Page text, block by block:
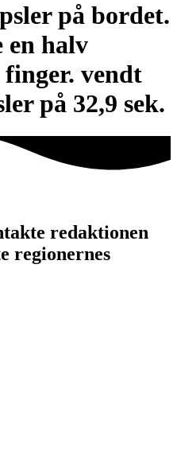
på bordet.
en halv
finger. vendt
på 32,9 sek.
redaktionen
regionernes